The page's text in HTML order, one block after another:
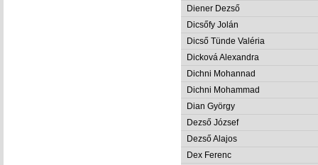
Diener Dezső
Dicsőfy Jolán
Dicső Tünde Valéria
Dicková Alexandra
Dichni Mohannad
Dichni Mohammad
Dian György
Dezső József
Dezső Alajos
Dex Ferenc